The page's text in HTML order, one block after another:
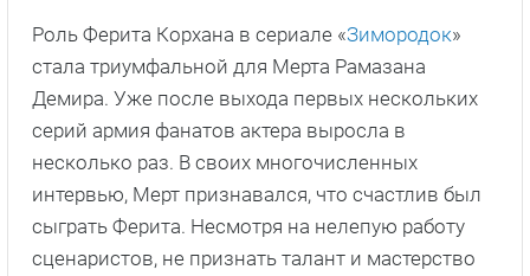
Роль Ферита Корхана в сериале «Зимородок»
стала триумфальной для Мерта Рамазана
Демира. Уже после выхода первых нескольких
серий армия фанатов актера выросла в
несколько раз. В своих многочисленных
интервью, Мерт признавался, что счастлив был
сыграть Ферита. Несмотря на нелепую работу
сценаристов, не признать талант и мастерство